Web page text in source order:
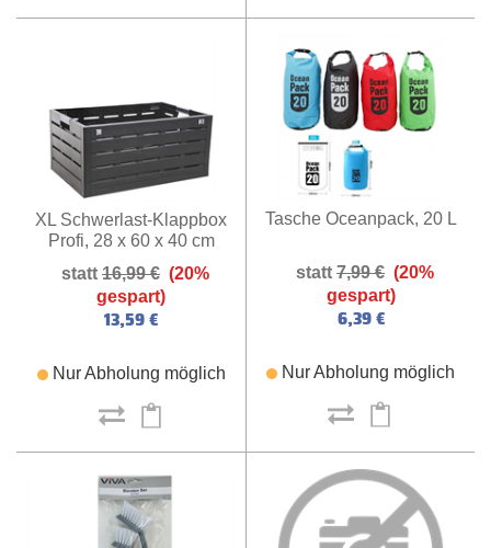
XL Schwerlast-Klappbox
Profi, 28 x 60 x 40 cm
16,99 € (20%
gespart)
13,59 €
Nur Abholung möglich
Tasche Oceanpack, 20 L
7,99 € (20%
gespart)
6,39 €
Nur Abholung möglich